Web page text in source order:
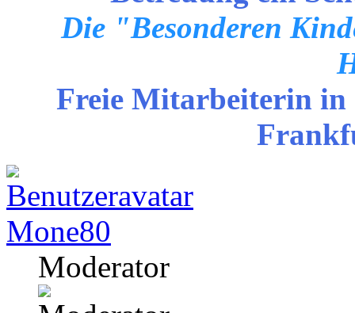
Die "Besonderen
Freie Mitarbeiterin in
Mone80
Moderator